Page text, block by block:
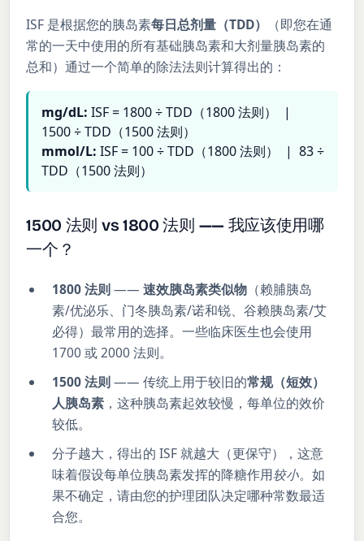
ISF 是根据您的胰岛素每日总剂量（TDD）
（即您在通
常的一天中使用的所有基础胰岛素和大剂量胰岛素的
总和）通过一个简单的除法法则计算得出的：
mg/dL: ISF = 1800 ÷ TDD（1800 法则） |
1500 ÷ TDD（1500 法则）
mmol/L: ISF = 100 ÷ TDD（1800 法则） | 83 ÷
TDD（1500 法则）
1500 法则 vs 1800 法则 —— 我应该使用哪
一个？
1800 法则——速效胰岛素类似物 （赖脯胰岛
素/优泌乐、门冬胰岛素/诺和锐、谷赖胰岛素/艾
必得）最常用的选择。一些临床医生也会使用
1700 或 2000 法则。
1500 法则—— 传统上用于较旧的常规（短效）
人胰岛素 ，这种胰岛素起效较慢，每单位的效价
较低。
分子越大，得出的 ISF 就越大（更保守），这意
味着假设每单位胰岛素发挥的降糖作用较小。如
果不确定，请由您的护理团队决定哪种常数最适
合您。